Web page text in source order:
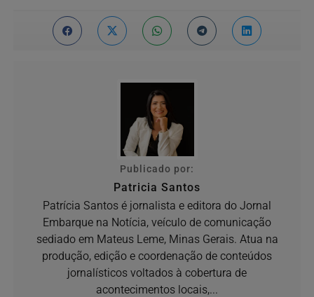
Publicado por:
Patricia Santos
Patrícia Santos é jornalista e editora do Jornal
Embarque na Notícia, veículo de comunicação
sediado em Mateus Leme, Minas Gerais. Atua na
produção, edição e coordenação de conteúdos
jornalísticos voltados à cobertura de
acontecimentos locais,...